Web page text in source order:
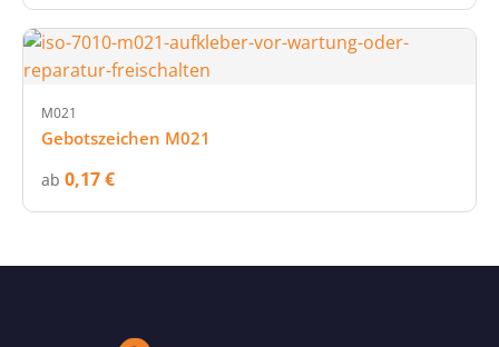
M021
Gebotszeichen M021
ab 0,17 €